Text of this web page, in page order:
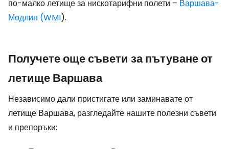
по-малко летище за нискотарифни полети – Варшава-
Модлин (WMI).
Получете още съвети за пътуване от
летище Варшава
Независимо дали пристигате или заминавате от
летище Варшава, разгледайте нашите полезни съвети
и препоръки: